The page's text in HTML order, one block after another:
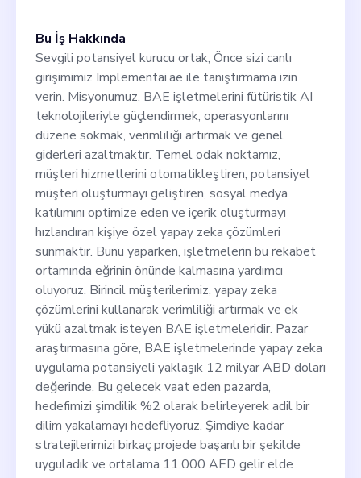
Bu İş Hakkında
Sevgili potansiyel kurucu ortak, Önce sizi canlı
girişimimiz Implementai.ae ile tanıştırmama izin
verin. Misyonumuz, BAE işletmelerini fütüristik AI
teknolojileriyle güçlendirmek, operasyonlarını
düzene sokmak, verimliliği artırmak ve genel
giderleri azaltmaktır. Temel odak noktamız,
müşteri hizmetlerini otomatikleştiren, potansiyel
müşteri oluşturmayı geliştiren, sosyal medya
katılımını optimize eden ve içerik oluşturmayı
hızlandıran kişiye özel yapay zeka çözümleri
sunmaktır. Bunu yaparken, işletmelerin bu rekabet
ortamında eğrinin önünde kalmasına yardımcı
oluyoruz. Birincil müşterilerimiz, yapay zeka
çözümlerini kullanarak verimliliği artırmak ve ek
yükü azaltmak isteyen BAE işletmeleridir. Pazar
araştırmasına göre, BAE işletmelerinde yapay zeka
uygulama potansiyeli yaklaşık 12 milyar ABD doları
değerinde. Bu gelecek vaat eden pazarda,
hedefimizi şimdilik %2 olarak belirleyerek adil bir
dilim yakalamayı hedefliyoruz. Şimdiye kadar
stratejilerimizi birkaç projede başarılı bir şekilde
uyguladık ve ortalama 11.000 AED gelir elde